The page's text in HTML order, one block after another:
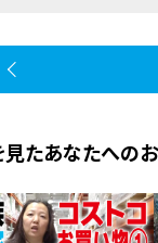
見たあなたへの